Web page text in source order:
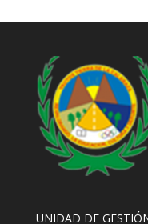
UNIDAD DE